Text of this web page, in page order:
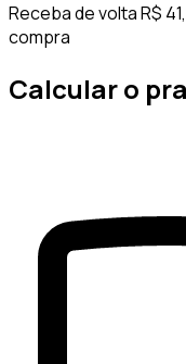
Receba de volta R$
compra
Calcular o